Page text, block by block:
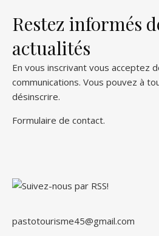
Restez informés
actualités
En vous inscrivant vous acceptez
communications. Vous pouvez à
désinscrire.
Formulaire de contact.
pastotourisme45@gmail.com